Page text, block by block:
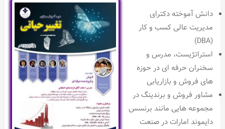
دانش آموخته دکترای
مدیریت عالی کسب و کار
(DBA)
استراتژیست، مدرس و
سخنران حرفه ای در حوزه
های فروش و بازاریابی
مشاور فروش و برندینگ در
مجموعه هایی مانند برنسس
دایموند امارات در صنعت